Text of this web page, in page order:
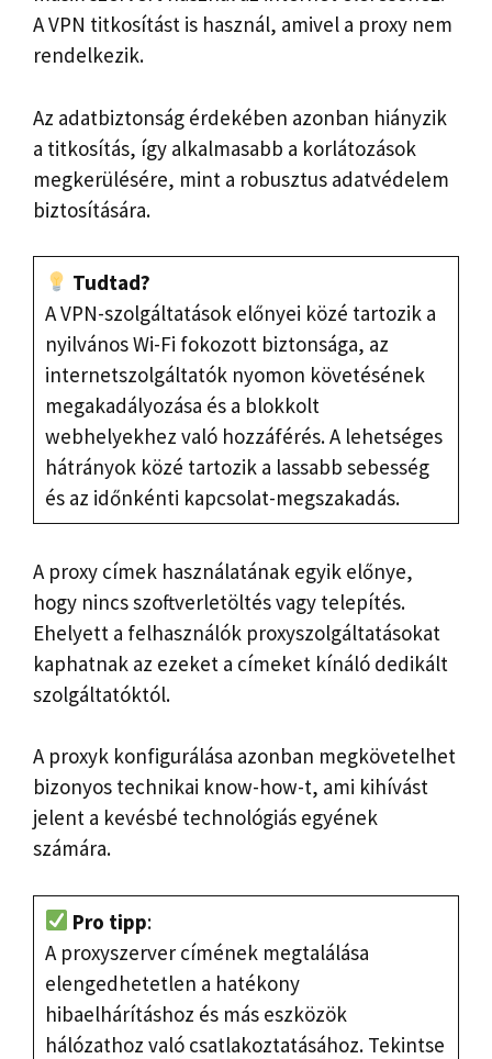
A VPN titkosítást is használ, amivel a proxy nem
rendelkezik.
Az adatbiztonság érdekében azonban hiányzik
a titkosítás, így alkalmasabb a korlátozások
megkerülésére, mint a robusztus adatvédelem
biztosítására.
Tudtad?
A VPN-szolgáltatások előnyei közé tartozik a
nyilvános Wi-Fi fokozott biztonsága, az
internetszolgáltatók nyomon követésének
megakadályozása és a blokkolt
webhelyekhez való hozzáférés. A lehetséges
hátrányok közé tartozik a lassabb sebesség
és az időnkénti kapcsolat-megszakadás.
A proxy címek használatának egyik előnye,
hogy nincs szoftverletöltés vagy telepítés.
Ehelyett a felhasználók proxyszolgáltatásokat
kaphatnak az ezeket a címeket kínáló dedikált
szolgáltatóktól.
A proxyk konfigurálása azonban megkövetelhet
bizonyos technikai know-how-t, ami kihívást
jelent a kevésbé technológiás egyének
számára.
Pro tipp:
A proxyszerver címének megtalálása
elengedhetetlen a hatékony
hibaelhárításhoz és más eszközök
hálózathoz való csatlakoztatásához. Tekintse